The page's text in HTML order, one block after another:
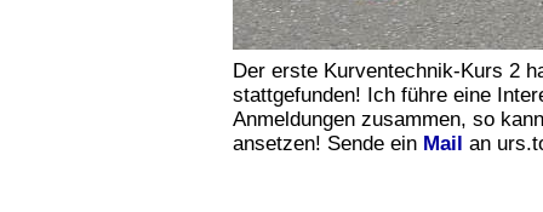
Der erste Kurventechnik-Kurs 2
stattgefunden! Ich führe eine
Anmeldungen zusammen, so
ansetzen! Sende ein Mail an